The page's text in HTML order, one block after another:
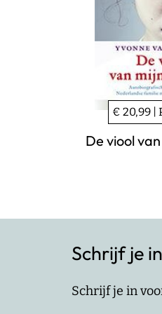
€ 20,99 |
De viool
Schrijf je
Schrijf je in